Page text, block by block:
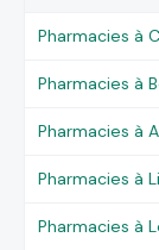
Pharmacies à
Pharmacies à
Pharmacies à
Pharmacies à
Pharmacies à